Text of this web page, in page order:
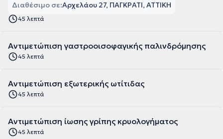
Διαθέσιμο σε:Αρχελάου 27, ΠΑΓΚΡΑΤΙ, ΑΤΤΙΚΗ
45 λεπτά
Αντιμετώπιση γαστροοισοφαγικής παλινδρόμησης
45 λεπτά
Αντιμετώπιση εξωτερικής ωτίτιδας
45 λεπτά
Αντιμετώπιση ίωσης γρίπης κρυολογήματος
45 λεπτά